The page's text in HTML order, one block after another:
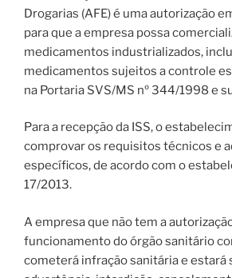
Drogarias (AFE) é uma autorização
para que a empresa possa
medicamentos industrializados,
medicamentos sujeitos a controle
na Portaria SVS/MS nº 344/1998 e
Para a recepção da ISS, o
comprovar os requisitos técnicos e
específicos, de acordo com o
17/2013.
A empresa que não tem a
funcionamento do órgão sanitário
cometerá infração sanitária e estará